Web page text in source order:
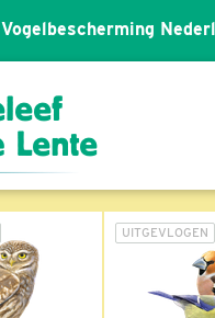
Vogelbescherming
UITGEVLOGEN